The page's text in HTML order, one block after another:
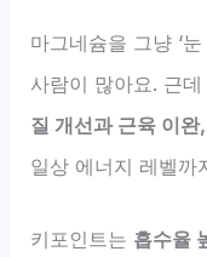
마그네슘을 그냥 ‘
사람이 많아요. 근
질 개선과 근육 이완
일상 에너지 레벨까
키포인트는 흡수율